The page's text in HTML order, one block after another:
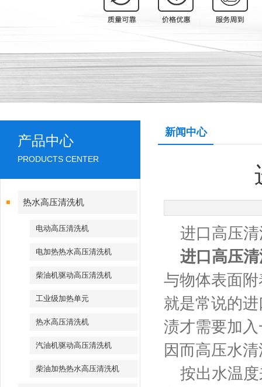
产品中心
PRODUCTS CENTER
热水高压清洗机
电动高压清洗机
电加热热水高压清洗机
柴油机驱动高压清洗机
工业级加热单元
热水高压清洗机
汽油机驱动高压清洗机
柴油加热热水高压清洗机
新闻中心
进口高压清
进口高压
与物体表面
就是常说的
渍才需要加
因而高压水
按出水温度